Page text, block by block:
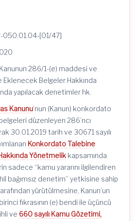
050.01.04-[01/47]
Kanunun 286/1-(e) maddesi ve
Belgeler Hakkında
yapılacak denetimler hk.
Kanunu’nun (Kanun) konkordato
düzenleyen 286’ncı
30.01.2019 tarih ve 30671 sayılı
Konkordato Talebine
Yönetmelik kapsamında
sadece “kamu yararını ilgilendiren
bağımsız denetim” yetkisine sahip
yürütülmesine, Kanun’un
fıkrasının (e) bendi ile üçüncü
ve 660 sayılı Kamu Gözetimi,